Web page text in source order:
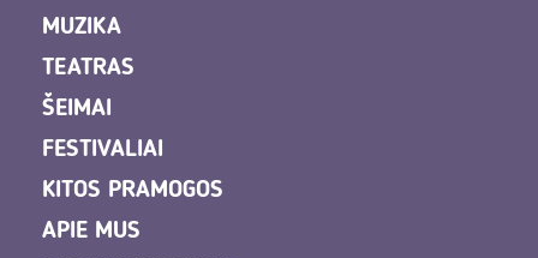
MUZIKA
TEATRAS
ŠEIMAI
FESTIVALIAI
KITOS PRAMOGOS
APIE MUS